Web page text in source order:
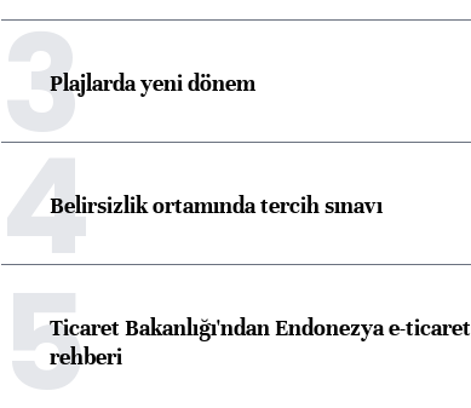
3Plajlarda yeni dönem
4Belirsizlik ortamında tercih sınavı
5Ticaret Bakanlığı'ndan Endonezya e-ticaret
rehberi